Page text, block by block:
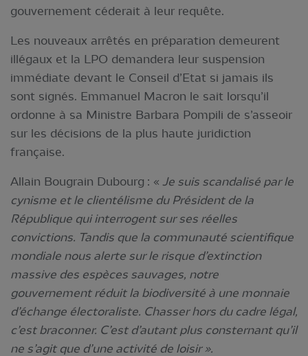
gouvernement céderait à leur requête.
Les nouveaux arrêtés en préparation demeurent
illégaux et la LPO demandera leur suspension
immédiate devant le Conseil d’Etat si jamais ils
sont signés. Emmanuel Macron le sait lorsqu’il
ordonne à sa Ministre Barbara Pompili de s’asseoir
sur les décisions de la plus haute juridiction
française.
Allain Bougrain Dubourg : « Je suis scandalisé par le
cynisme et le clientélisme du Président de la
République qui interrogent sur ses réelles
convictions. Tandis que la communauté scientifique
mondiale nous alerte sur le risque d’extinction
massive des espèces sauvages, notre
gouvernement réduit la biodiversité à une monnaie
d’échange électoraliste. Chasser hors du cadre légal,
c’est braconner. C’est d’autant plus consternant qu’il
ne s’agit que d’une activité de loisir ».